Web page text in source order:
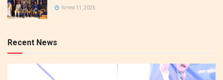
ডিসেম্বর 11, 2025
Recent News